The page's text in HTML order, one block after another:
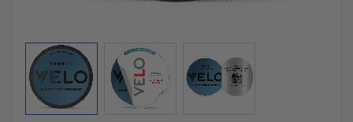
View larger imageView larger image